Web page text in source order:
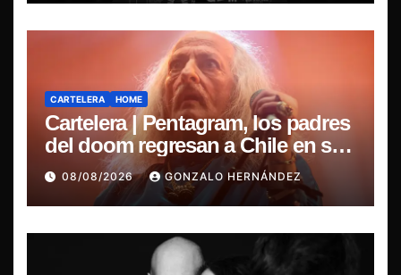
CARTELERA HOME
Cartelera | Pentagram, los padres
del doom regresan a Chile en su
última misa
08/08/2026 GONZALO HERNÁNDEZ